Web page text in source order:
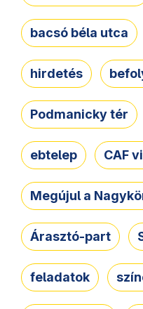
bacsó béla utca
hirdetés
Podmanicky tér
ebtelep CAF
Megújul a
Árasztó-part
feladatok